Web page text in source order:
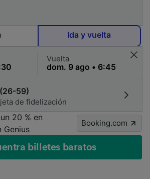
Ida y vuelta
Vuelta
59)
de fidelización
20 % en
Genius
Booking.com
billetes baratos